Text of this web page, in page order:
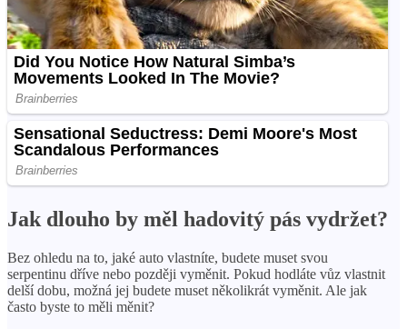
Jak dlouho by měl hadovitý pás vydržet?
Bez ohledu na to, jaké auto vlastníte, budete muset svou
serpentinu dříve nebo později vyměnit. Pokud hodláte vůz vlastnit
delší dobu, možná jej budete muset několikrát vyměnit. Ale jak
často byste to měli měnit?